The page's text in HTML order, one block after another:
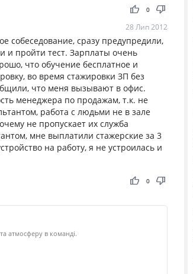
thumb_up thumb_down
0
28 Лип 2012
собеседование, сразу предупредили,
и пройти тест. Зарплаты очень
что обучение бесплатное и
во время стажировки ЗП без
что меня вызывают в офис.
менеджера по продажам, т.к. не
работа с людьми не в зале
не пропускает их служба
мне выплатили стажерские за 3
на работу, я не устроилась и
thumb_up thumb_down
0
атмосферу в команді.